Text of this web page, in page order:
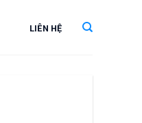
LIÊN HỆ